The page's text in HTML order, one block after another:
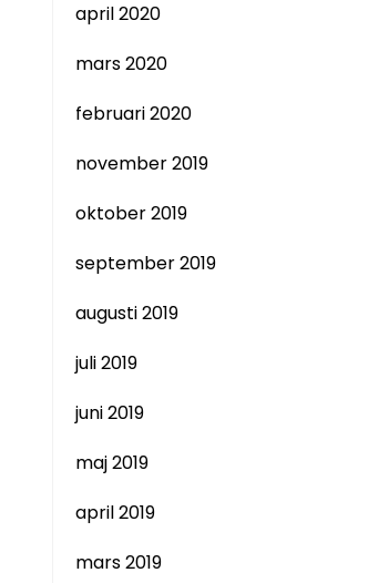
april 2020
mars 2020
februari 2020
november 2019
oktober 2019
september 2019
augusti 2019
juli 2019
juni 2019
maj 2019
april 2019
mars 2019